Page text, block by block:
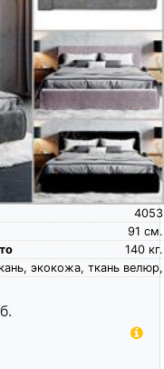
4053
см.
91
кг.
140
экокожа, ткань велюр,